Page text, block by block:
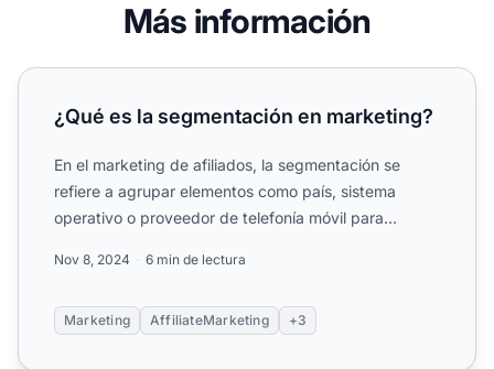
Más información
¿Qué es la segmentación en marketing?
¿Qué es la segmentación en marketing?
En el marketing de afiliados, la segmentación se
refiere a agrupar elementos como país, sistema
operativo o proveedor de telefonía móvil para
Nov 8, 2024 6 min de lectura
Marketing AffiliateMarketing +3